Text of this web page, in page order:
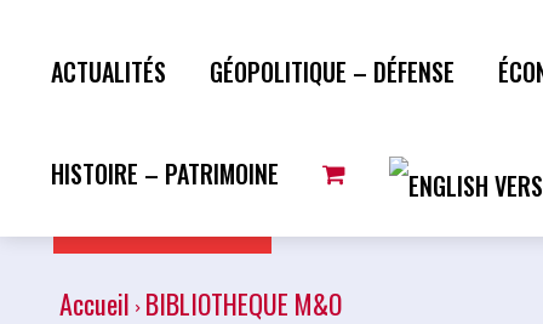
ACTUALITÉS GÉOPOLITIQUE – DÉFENSE
HISTOIRE – PATRIMOINE
Accueil BIBLIOTHEQUE M&O